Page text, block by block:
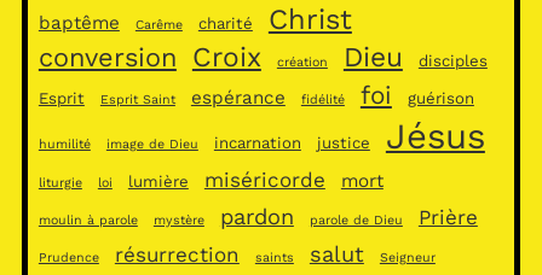
baptême Carême charité Christ
conversion Croix création Dieu disciples
Esprit Esprit Saint espérance fidélité foi guérison
humilité image de Dieu incarnation justice Jésus
liturgie loi lumière miséricorde mort
moulin à parole mystère pardon parole de Dieu Prière
Prudence résurrection saints salut Seigneur